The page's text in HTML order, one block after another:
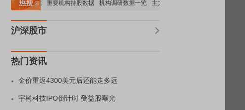
估值分析全览 重要机构持股数据 机构调研数据一览 主力最新动向
沪深股市
热门资讯
金价重返4300美元后还能走多远
宇树科技IPO倒计时 受益股曝光